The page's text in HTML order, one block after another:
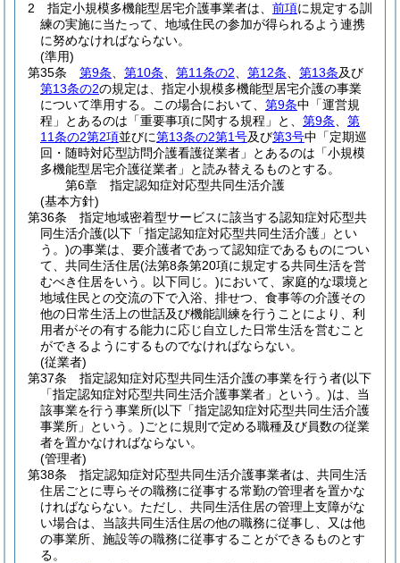
2
指定小規模多機能型居宅介護事業者は、 前項に規定する訓
練の実施に当たって、地域住民の参加が得られるよう連携
に努めなければならない。
(準用)
第35条
第9条 第10条 第11条の2 第12条 第13条及び
第13条の2の規定は、指定小規模多機能型居宅介護の事業
について準用する。
この場合において、 第9条中「運営規
程」とあるのは「重要事項に関する規程」と、 第9条
第
11条の2第2項並びに第13条の2第1号及び第3号中「定期巡
回・随時対応型訪問介護看護従業者」とあるのは「小規模
多機能型居宅介護従業者」と読み替えるものとする。
第6章
指定認知症対応型共同生活介護
(基本方針)
第36条
指定地域密着型サービスに該当する認知症対応型共
同生活介護(以下「指定認知症対応型共同生活介護」とい
う。)の事業は、要介護者であって認知症であるものについ
て、共同生活住居(法第8条第20項に規定する共同生活を営
むべき住居をいう。以下同じ。)において、家庭的な環境と
地域住民との交流の下で入浴、排せつ、食事等の介護その
他の日常生活上の世話及び機能訓練を行うことにより、利
用者がその有する能力に応じ自立した日常生活を営むこと
ができるようにするものでなければならない。
(従業者)
第37条
指定認知症対応型共同生活介護の事業を行う者(以下
「指定認知症対応型共同生活介護事業者」という。)は、当
該事業を行う事業所(以下「指定認知症対応型共同生活介護
事業所」という。)ごとに規則で定める職種及び員数の従業
者を置かなければならない。
(管理者)
第38条
指定認知症対応型共同生活介護事業者は、共同生活
住居ごとに専らその職務に従事する常勤の管理者を置かな
ければならない。 ただし、共同生活住居の管理上支障がな
い場合は、当該共同生活住居の他の職務に従事し、又は他
の事業所、施設等の職務に従事することができるものとす
る。